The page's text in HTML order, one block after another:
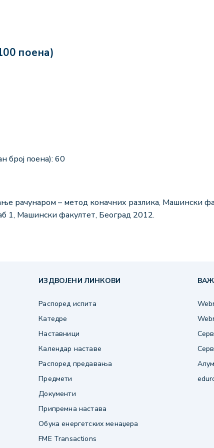
поена)
број поена): 60
рачунаром – метод коначних разлика, Машински
1, Машински факултет, Београд 2012.
ИЗДВОЈЕНИ ЛИНКОВИ
Распоред испита
Катедре
Наставници
Календар наставе
Распоред предавања
Предмети
Документи
Припремна настава
Обука енергетских менаџера
FME Transactions